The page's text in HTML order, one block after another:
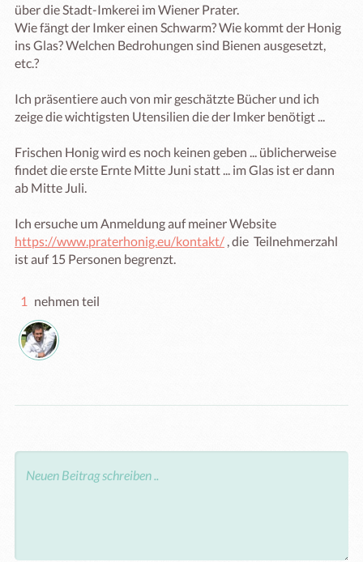
über die Stadt-Imkerei im Wiener Prater.
Wie fängt der Imker einen Schwarm? Wie kommt der Honig
ins Glas? Welchen Bedrohungen sind Bienen ausgesetzt,
etc.?
Ich präsentiere auch von mir geschätzte Bücher und ich
zeige die wichtigsten Utensilien die der Imker benötigt ...
Frischen Honig wird es noch keinen geben ... üblicherweise
findet die erste Ernte Mitte Juni statt ... im Glas ist er dann
ab Mitte Juli.
https://www.praterhonig.eu/kontakt/ , die  Teilnehmerzahl
ist auf 15 Personen begrenzt.
1 nehmen teil